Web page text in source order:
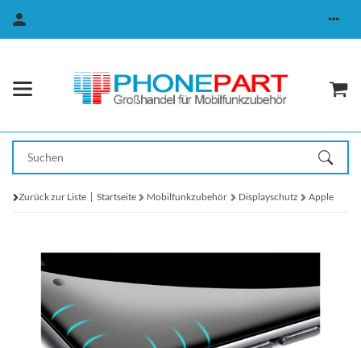
Zurück zur Liste Startseite Mobilfunkzubehör Displayschutz Apple